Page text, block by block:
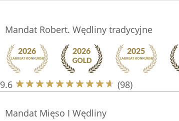
Mandat Robert. Wędliny tradycyjne
9.6 (98)
Mandat Mięso I Wędliny